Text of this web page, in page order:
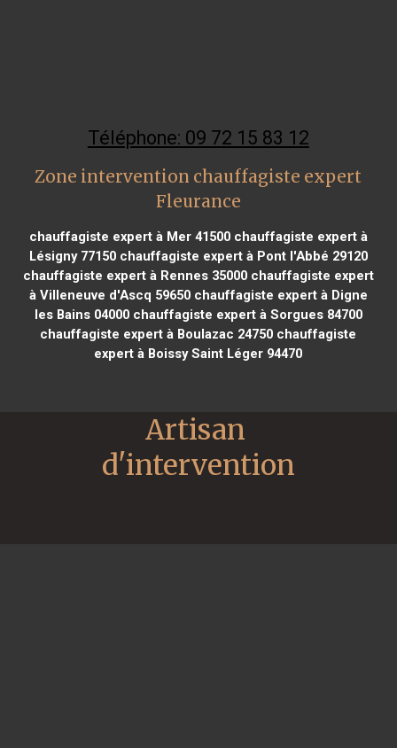
Téléphone: 09 72 15 83 12
Zone intervention chauffagiste expert
Fleurance
chauffagiste expert à Mer 41500chauffagiste expert à
Lésigny 77150chauffagiste expert à Pont l'Abbé 29120
chauffagiste expert à Rennes 35000chauffagiste expert
à Villeneuve d'Ascq 59650chauffagiste expert à Digne
les Bains 04000chauffagiste expert à Sorgues 84700
chauffagiste expert à Boulazac 24750 chauffagiste
expert à Boissy Saint Léger 94470
Artisan
d'intervention